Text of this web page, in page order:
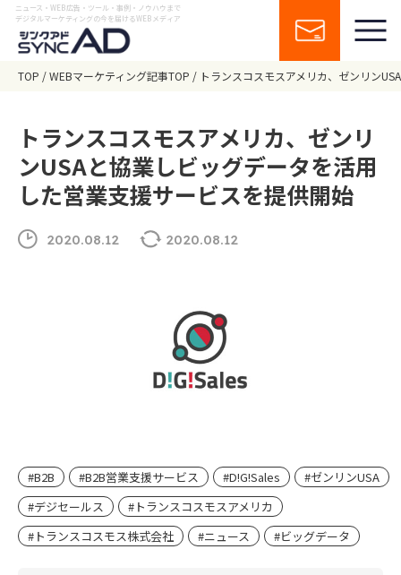
ニュース・WEB広告・ツール・事例・ノウハウまで
デジタルマーケティングの今を届けるWEBメディア
TOP WEBマーケティング記事TOP トランスコスモスアメリカ、ゼンリン
トランスコスモスアメリカ、ゼンリ
ンUSAと協業しビッグデータを活用
した営業支援サービスを提供開始
2020.08.12 2020.08.12
#B2B #B2B営業支援サービス #D!G!Sales
#ゼンリンUSA
#デジセールス
#トランスコスモスアメリカ
#トランスコスモス株式会社
#ニュース #ビッグデータ